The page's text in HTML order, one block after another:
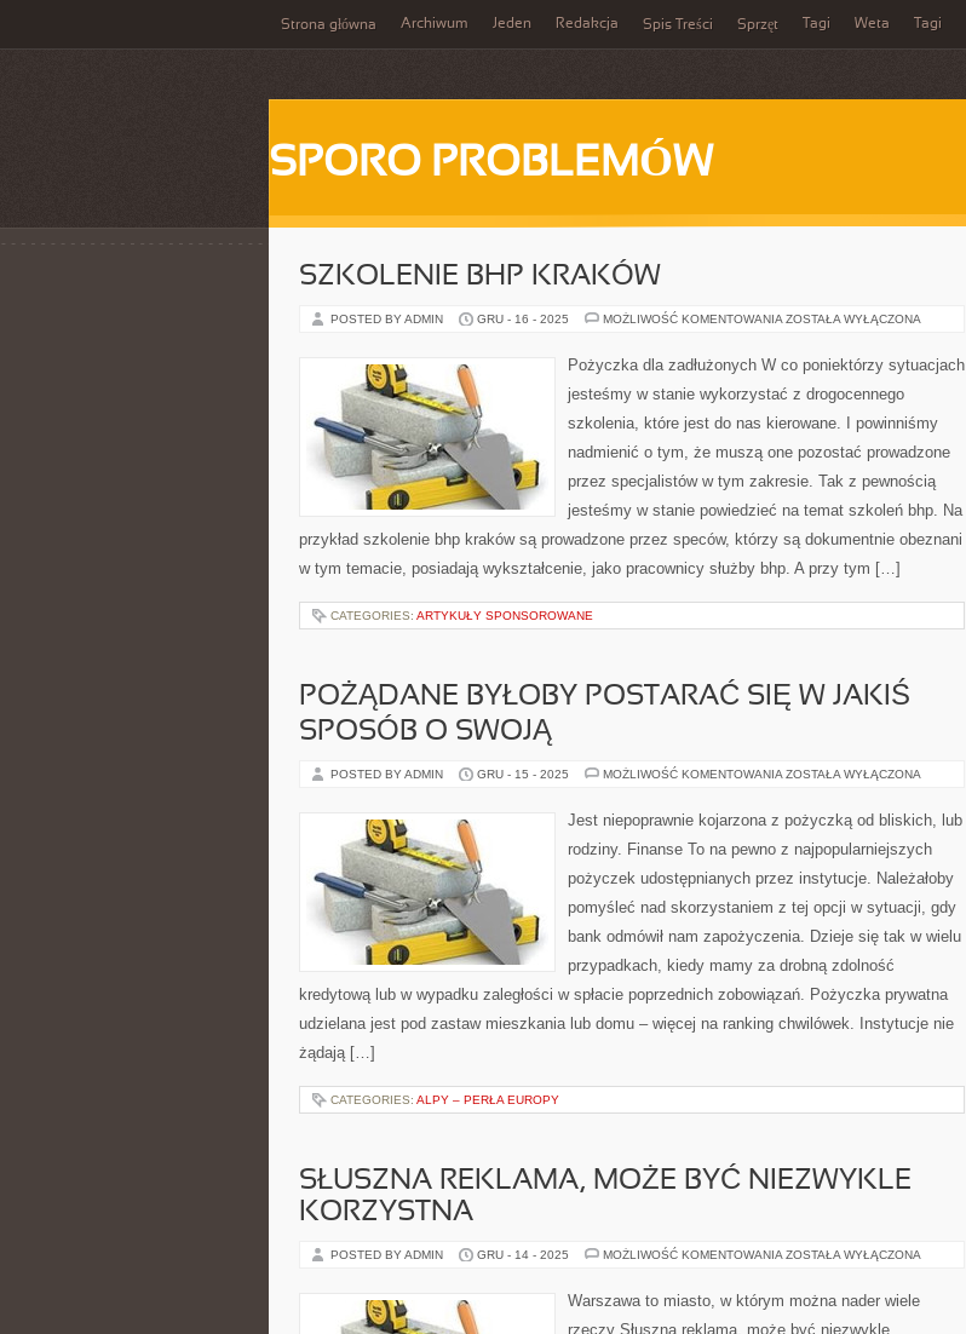
Strona główna Archiwum Jeden Redakcja Spis Treści Sprzęt Tagi Weta Tagi
SPORO PROBLEMÓW
SZKOLENIE BHP KRAKÓW
POSTED BY ADMIN GRU - 16 - 2025 MOŻLIWOŚĆ KOMENTOWANIA SZKOLENIE
ZOSTAŁA WYŁĄCZONA
Pożyczka dla zadłużonych W co poniektórzy sytuacjach
jesteśmy w stanie wykorzystać z drogocennego
szkolenia, które jest do nas kierowane. I powinniśmy
nadmienić o tym, że muszą one pozostać prowadzone
przez specjalistów w tym zakresie. Tak z pewnością
jesteśmy w stanie powiedzieć na temat szkoleń bhp. Na
przykład szkolenie bhp kraków są prowadzone przez speców, którzy są dokumentnie obeznani
w tym temacie, posiadają wykształcenie, jako pracownicy służby bhp. A przy tym […]
CATEGORIES: ARTYKUŁY SPONSOROWANE
POŻĄDANE BYŁOBY POSTARAĆ SIĘ W JAKIŚ
SPOSÓB O SWOJĄ
POSTED BY ADMIN GRU - 15 - 2025 MOŻLIWOŚĆ KOMENTOWANIA POŻĄDANE
SIĘ
W
SPOSÓB
SWOJĄ
ZOSTAŁA WYŁĄCZONA
Jest niepoprawnie kojarzona z pożyczką od bliskich, lub
rodziny. Finanse To na pewno z najpopularniejszych
pożyczek udostępnianych przez instytucje. Należałoby
pomyśleć nad skorzystaniem z tej opcji w sytuacji, gdy
bank odmówił nam zapożyczenia. Dzieje się tak w wielu
przypadkach, kiedy mamy za drobną zdolność
kredytową lub w wypadku zaległości w spłacie poprzednich zobowiązań. Pożyczka prywatna
udzielana jest pod zastaw mieszkania lub domu – więcej na ranking chwilówek. Instytucje nie
żądają […]
CATEGORIES: ALPY – PERŁA EUROPY
SŁUSZNA REKLAMA, MOŻE BYĆ NIEZWYKLE
KORZYSTNA
POSTED BY ADMIN GRU - 14 - 2025 MOŻLIWOŚĆ KOMENTOWANIA SŁUSZNA
NIEZWYKLE
ZOSTAŁA WYŁĄCZONA
Warszawa to miasto, w którym można nader wiele
rzeczy Słuszna reklama, może być niezwykle